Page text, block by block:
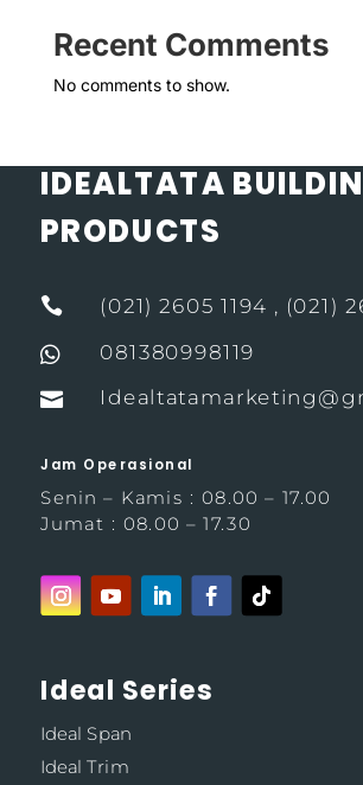
Recent Comments
No comments to show.
IDEALTATA
PRODUCTS
 (021) 2605 1194 , (021)
 081380998119

Jam Operasional
Senin – Kamis : 08.00 – 17.00
Jumat : 08.00 – 17.30
Ideal Series
Ideal Span
Ideal Trim